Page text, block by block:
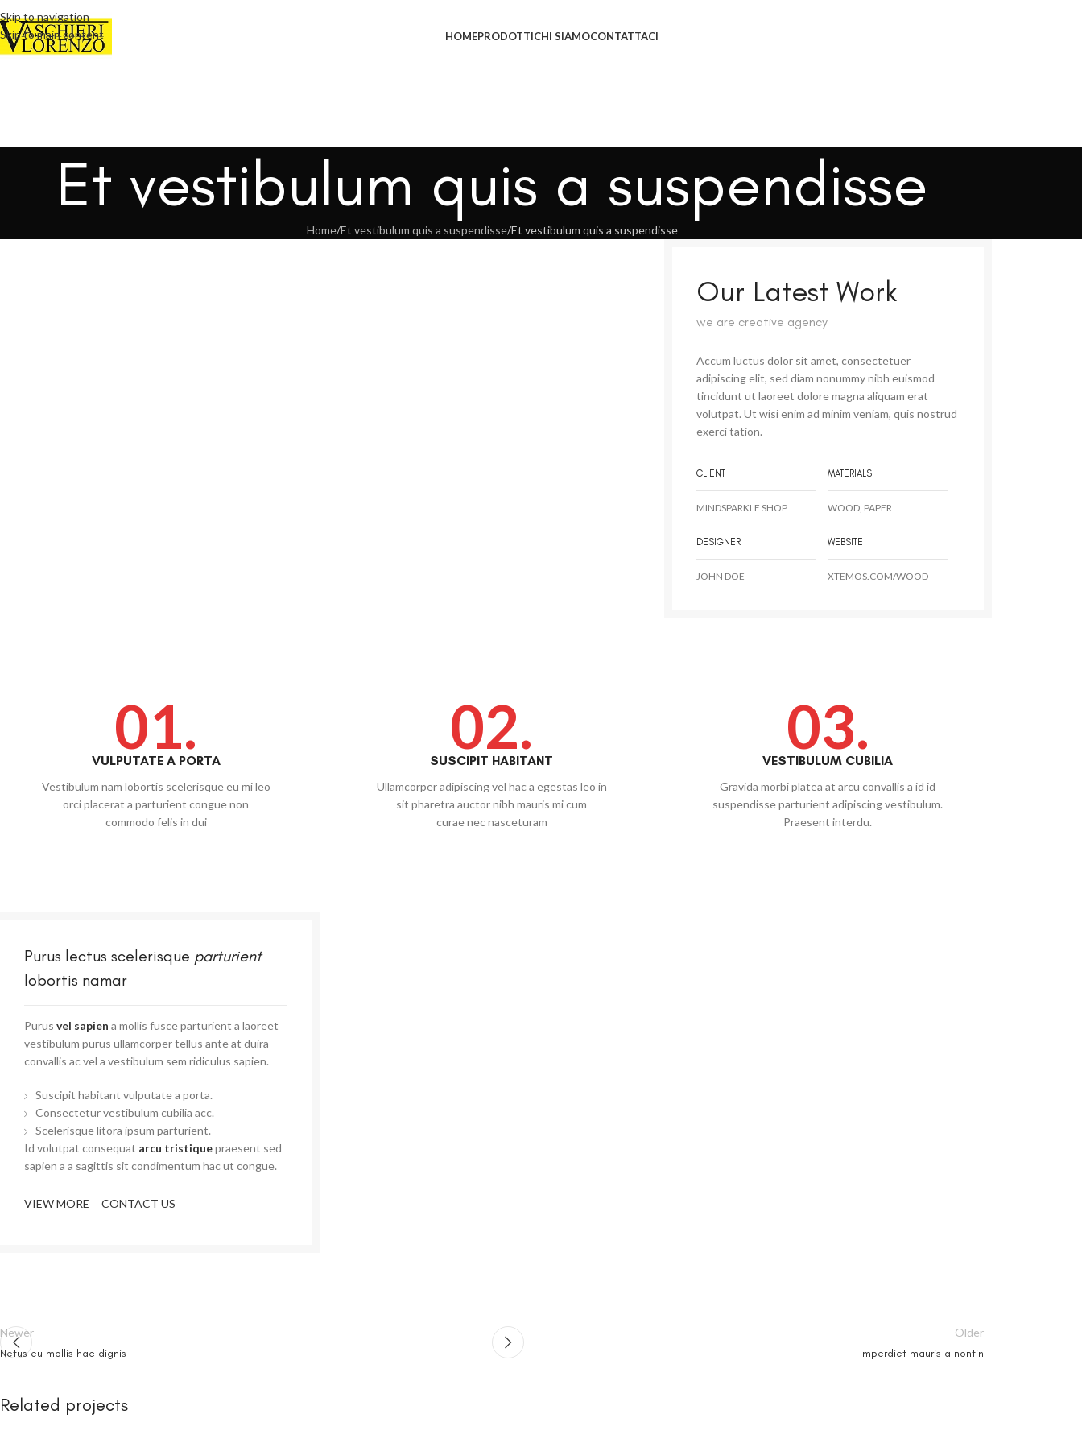
Skip to navigation
Skip to main content
HOMEPRODOTTICHI SIAMOCONTATTACI
Et vestibulum quis a suspendisse
Home Et vestibulum quis a suspendisse Et vestibulum quis a suspendisse
Our Latest Work
we are creative agency
Accum luctus dolor sit amet, consectetuer
adipiscing elit, sed diam nonummy nibh euismod
tincidunt ut laoreet dolore magna aliquam erat
volutpat. Ut wisi enim ad minim veniam, quis nostrud
exerci tation.
CLIENT
MINDSPARKLE SHOP
DESIGNER
JOHN DOE
MATERIALS
WOOD, PAPER
WEBSITE
XTEMOS.COM/WOOD
01.
VULPUTATE A PORTA
Vestibulum nam lobortis scelerisque eu mi leo
orci placerat a parturient congue non
commodo felis in dui
02.
SUSCIPIT HABITANT
Ullamcorper adipiscing vel hac a egestas leo in
sit pharetra auctor nibh mauris mi cum
curae nec nasceturam
03.
VESTIBULUM CUBILIA
Gravida morbi platea at arcu convallis a id id
suspendisse parturient adipiscing vestibulum.
Praesent interdu.
Purus lectus scelerisque parturient
lobortis namar
Purus vel sapien a mollis fusce parturient a laoreet
vestibulum purus ullamcorper tellus ante at duira
convallis ac vel a vestibulum sem ridiculus sapien.
Suscipit habitant vulputate a porta.
Consectetur vestibulum cubilia acc.
Scelerisque litora ipsum parturient.
Id volutpat consequat arcu tristiquepraesent sed
sapien a a sagittis sit condimentum hac ut congue.
VIEW MORE CONTACT US
Newer
Netus eu mollis hac dignis
Older
Imperdiet mauris a nontin
Related projects